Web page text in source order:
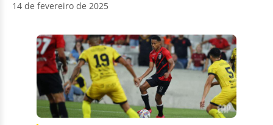
14 de fevereiro de 2025